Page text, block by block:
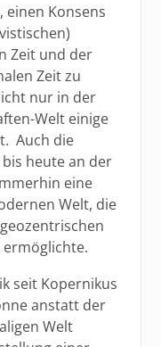
einen Konsens
Zeit und der
Zeit zu
nur in der
Welt einige
Auch die
heute an der
eine
Welt, die
seit Kopernikus
anstatt der
Welt